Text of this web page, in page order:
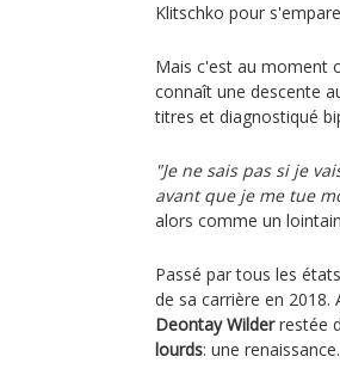
Klitschko pour
Mais c'est au moment
connaît une descente
titres et diagnostiqué
"Je ne sais pas si je
avant que je me tue
alors comme un
Passé par tous les
de sa carrière en
Deontay Wilderrestée
lourds: une renaissance.